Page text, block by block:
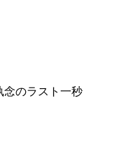
念のラスト一秒